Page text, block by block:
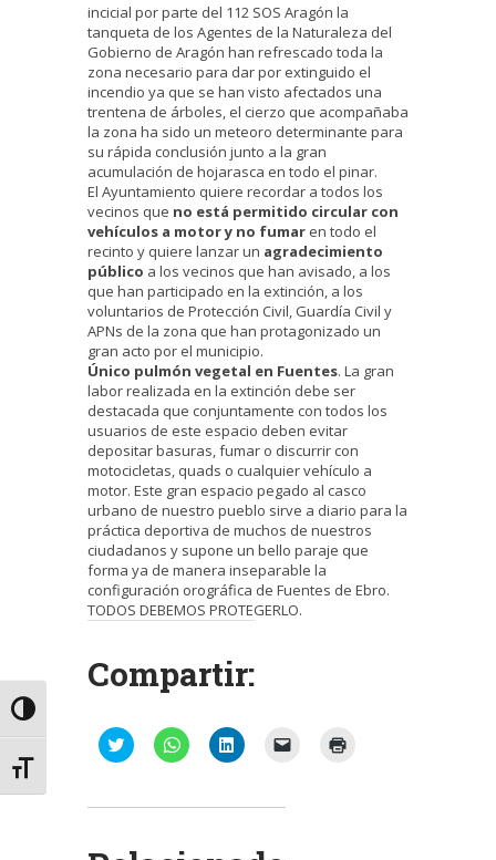
Alternar alto contraste
Alternar tamaño de letra
incicial por parte del 112 SOS Aragón la
tanqueta de los Agentes de la Naturaleza del
Gobierno de Aragón han refrescado toda la
zona necesario para dar por extinguido el
incendio ya que se han visto afectados una
trentena de árboles, el cierzo que acompañaba
la zona ha sido un meteoro determinante para
su rápida conclusión junto a la gran
acumulación de hojarasca en todo el pinar.
El Ayuntamiento quiere recordar a todos los
vecinos que no está permitido circular con
vehículos a motor y no fumar en todo el
recinto y quiere lanzar un agradecimiento
público a los vecinos que han avisado, a los
que han participado en la extinción, a los
voluntarios de Protección Civil, Guardía Civil y
APNs de la zona que han protagonizado un
gran acto por el municipio.
Único pulmón vegetal en Fuentes. La gran
labor realizada en la extinción debe ser
destacada que conjuntamente con todos los
usuarios de este espacio deben evitar
depositar basuras, fumar o discurrir con
motocicletas, quads o cualquier vehículo a
motor. Este gran espacio pegado al casco
urbano de nuestro pueblo sirve a diario para la
práctica deportiva de muchos de nuestros
ciudadanos y supone un bello paraje que
forma ya de manera inseparable la
configuración orográfica de Fuentes de Ebro.
TODOS DEBEMOS PROTEGERLO.
Compartir:
Haz
clic
Twitter
Haz
clic
WhatsApp
Haz
clic
LinkedIn